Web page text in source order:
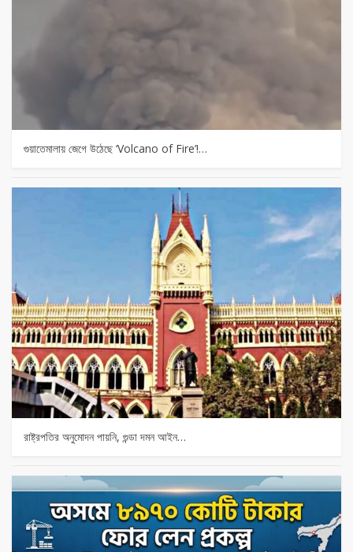
গুয়াতেমালায় জেগে উঠেছে ‘Volcano of Fire’!…
রাষ্ট্রপতির অনুমোদন পায়নি, গুন্ডা দমন আইন…